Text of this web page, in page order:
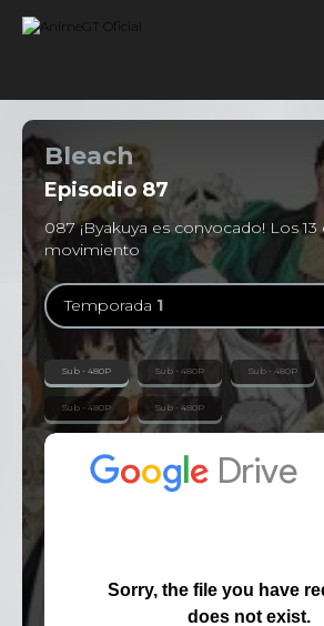
Bleach
Episodio87
087 ¡Byakuya es convocado! Los
movimiento
Temporada 1
Temporada 1
363 Episodios
Temporada2
Sub - 480P Sub - 480P Sub - 480P
Sub - 480P Sub - 480P